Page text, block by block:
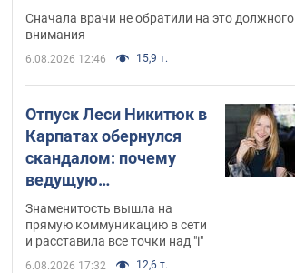
"агрессивном" раке
Сначала врачи не обратили на это должного
внимания
6.08.2026 12:46 15,9 т.
Отпуск Леси Никитюк в
Карпатах обернулся
скандалом: почему
ведущую
несправедливо
захейтили
Знаменитость вышла на
прямую коммуникацию в сети
и расставила все точки над "i"
6.08.2026 17:32 12,6 т.